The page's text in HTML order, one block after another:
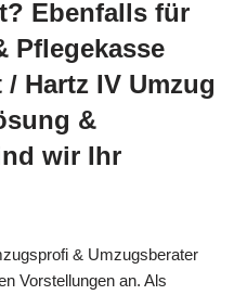
Ebenfalls für
Pflegekasse
Hartz IV Umzug
&
wir Ihr
& Umzugsberater
Vorstellungen an. Als